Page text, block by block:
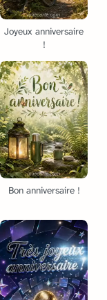
Joyeux anniversaire
!
Bon anniversaire !